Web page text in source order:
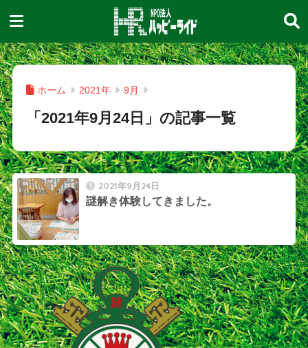
ホーム 2021年 9月
「2021年9月24日」の記事一覧
2021年9月24日
謎解き体験してきました。